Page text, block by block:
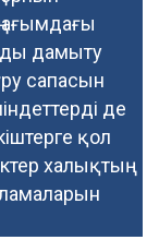
дамыту
сапасын
де
қол
халықтың